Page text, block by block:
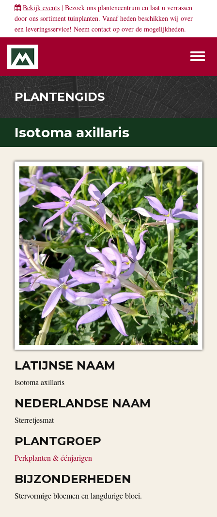
Bekijk events | Bezoek ons plantencentrum en laat u verrassen
door ons sortiment tuinplanten. Vanaf heden beschikken wij over
een leveringsservice! Neem contact op over de mogelijkheden.
PLANTENGIDS
Isotoma axillaris
LATIJNSE NAAM
Isotoma axillaris
NEDERLANDSE NAAM
Sterretjesmat
PLANTGROEP
Perkplanten & éénjarigen
BIJZONDERHEDEN
Stervormige bloemen en langdurige bloei.